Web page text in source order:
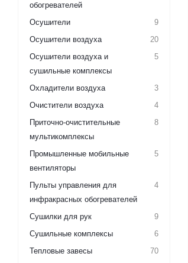
обогревателей
Осушители
9
Осушители воздуха
20
Осушители воздуха и
сушильные комплексы
5
Охладители воздуха
3
Очистители воздуха
4
Приточно-очистительные
мультикомплексы
8
Промышленные мобильные
вентиляторы
5
Пульты управления для
инфракрасных обогревателей
4
Сушилки для рук
9
Сушильные комплексы
6
Тепловые завесы
70